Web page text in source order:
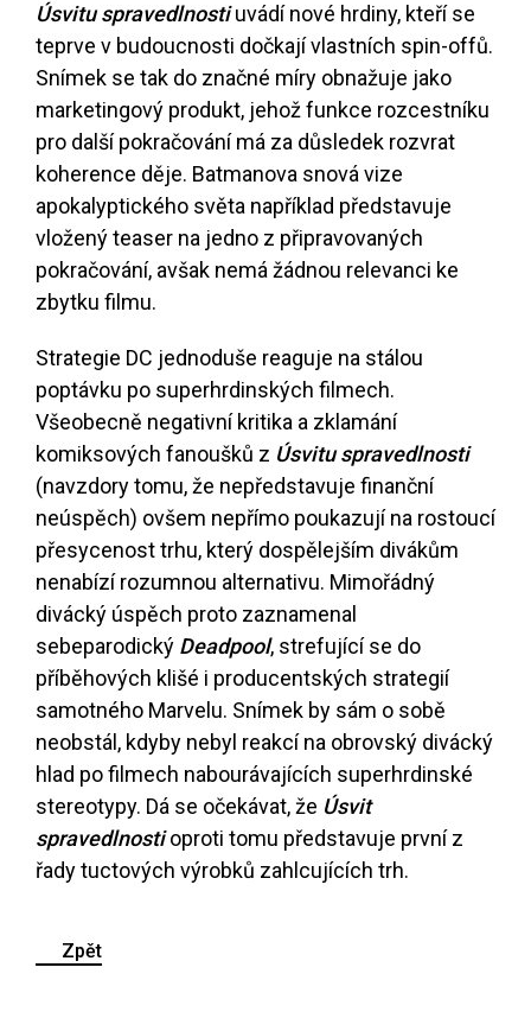
Úsvitu spravedlnostiuvádí nové hrdiny, kteří se
teprve v budoucnosti dočkají vlastních spin-offů.
Snímek se tak do značné míry obnažuje jako
marketingový produkt, jehož funkce rozcestníku
pro další pokračování má za důsledek rozvrat
koherence děje. Batmanova snová vize
apokalyptického světa například představuje
vložený teaser na jedno z připravovaných
pokračování, avšak nemá žádnou relevanci ke
zbytku filmu.
Strategie DC jednoduše reaguje na stálou
poptávku po superhrdinských filmech.
Všeobecně negativní kritika a zklamání
komiksových fanoušků z Úsvitu spravedlnosti
(navzdory tomu, že nepředstavuje finanční
neúspěch) ovšem nepřímo poukazují na rostoucí
přesycenost trhu, který dospělejším divákům
nenabízí rozumnou alternativu. Mimořádný
divácký úspěch proto zaznamenal
sebeparodický Deadpool, strefující se do
příběhových klišé i producentských strategií
samotného Marvelu. Snímek by sám o sobě
neobstál, kdyby nebyl reakcí na obrovský divácký
hlad po filmech nabourávajících superhrdinské
stereotypy. Dá se očekávat, že Úsvit
spravedlnostioproti tomu představuje první z
řady tuctových výrobků zahlcujících trh.
Zpět